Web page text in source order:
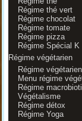
Régime thé vert
Régime chocolat
Régime tomate
Régime pizza
Régime Spécial K
Régime végétarien
Régime végétarien
Menu régime
Régime
Végétalisme
Régime détox
Régime Yoga